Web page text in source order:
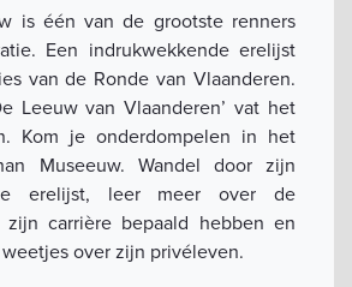
is één van de grootste renners
Een indrukwekkende erelijst
van de Ronde van Vlaanderen.
Leeuw van Vlaanderen’ vat het
Kom je onderdompelen in het
Museeuw. Wandel door zijn
erelijst, leer meer over de
zijn carrière bepaald hebben en
over zijn privéleven.